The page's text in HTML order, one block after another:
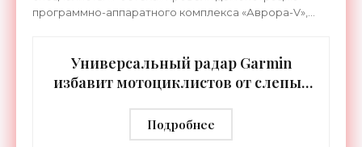
программно-аппаратного комплекса «Аврора-V»,
Универсальный радар Garmin
избавит мотоциклистов от слепых
Подробнее